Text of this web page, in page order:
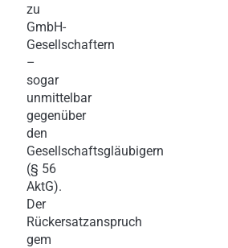
zu
GmbH-
Gesellschaftern
–
sogar
unmittelbar
gegenüber
den
Gesellschaftsgläubigern
(§ 56
AktG).
Der
Rückersatzanspruch
gem